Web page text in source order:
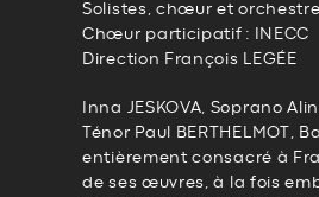
Solistes, chœur et
Chœur participatif : INECC
Direction François LEGÉE
Inna JESKOVA, Soprano
Ténor Paul BERTHELMOT,
entièrement consacré à
de ses œuvres, à la fois